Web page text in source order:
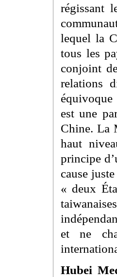
régissant
lequel la
tous les
conjoint
relations
est une
Chine. La
haut
principe
cause
« deux
et ne
Hubei